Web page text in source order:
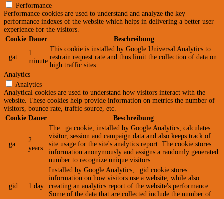
Performance
Performance cookies are used to understand and analyze the key
performance indexes of the website which helps in delivering a better user
experience for the visitors.
Cookie Dauer Beschreibung
_gat
1
minute
This cookie is installed by Google Universal Analytics to
restrain request rate and thus limit the collection of data on
high traffic sites.
Analytics
Analytics
Analytical cookies are used to understand how visitors interact with the
website. These cookies help provide information on metrics the number of
visitors, bounce rate, traffic source, etc.
Cookie Dauer Beschreibung
_ga
2
years
The _ga cookie, installed by Google Analytics, calculates
visitor, session and campaign data and also keeps track of
site usage for the site's analytics report. The cookie stores
information anonymously and assigns a randomly generated
number to recognize unique visitors.
_gid 1 day
Installed by Google Analytics, _gid cookie stores
information on how visitors use a website, while also
creating an analytics report of the website's performance.
Some of the data that are collected include the number of